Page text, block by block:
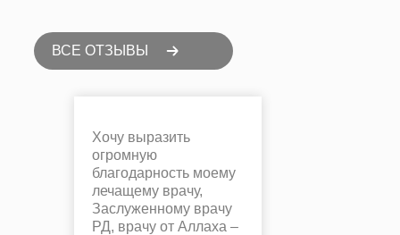
ВСЕ ОТЗЫВЫ
Хочу выразить
огромную
благодарность моему
лечащему врачу,
Заслуженному врачу
РД, врачу от Аллаха –